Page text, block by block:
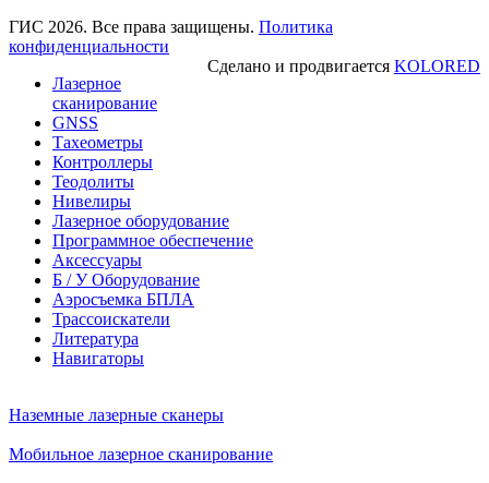
ГИС 2026. Все права защищены. Политика
конфиденциальности
Сделано и продвигается KOLORED
Лазерное
сканирование
GNSS
Тахеометры
Контроллеры
Теодолиты
Нивелиры
Лазерное оборудование
Программное обеспечение
Аксессуары
Б / У Оборудование
Аэросъемка БПЛА
Трассоискатели
Литература
Навигаторы
Наземные лазерные сканеры
Мобильное лазерное сканирование